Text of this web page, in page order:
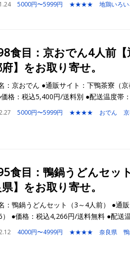
5000円〜5999円 ★★★★ 地鶏いろい
食目：京おでん4人前
】をお取り寄せ。
：京おでん ●通販サイト：下鴨茶寮（
格：税込5,400円/送料別 ●配送温度帯
5000円〜5999円 ★★★★ おでん
食目：鴨鍋うどんセッ
】をお取り寄せ。
：鴨鍋うどんセット（3～4人前） ●通
） ●価格：税込4,266円/送料無料 ●配送
4000円〜4999円 ★★★★ 奈良県